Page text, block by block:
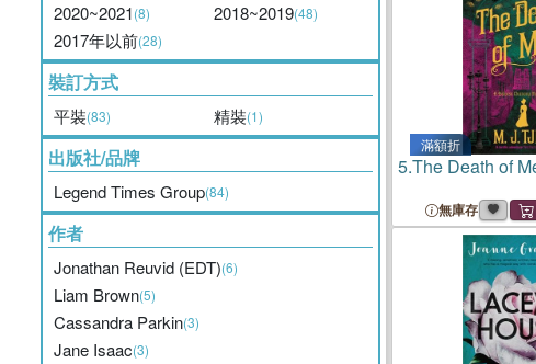
2020~2021(8) 2018~2019(48)
2017年以前(28)
裝訂方式
平裝(83) 精裝(1)
出版社/品牌
Legend Times Group(84)
作者
Jonathan Reuvid (EDT)(6)
Liam Brown(5)
Cassandra Parkin(3)
Jane Isaac(3)
滿額折
5.The Death of
無庫存